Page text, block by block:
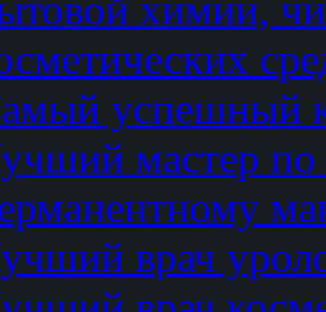
успешный
мастер по
врач